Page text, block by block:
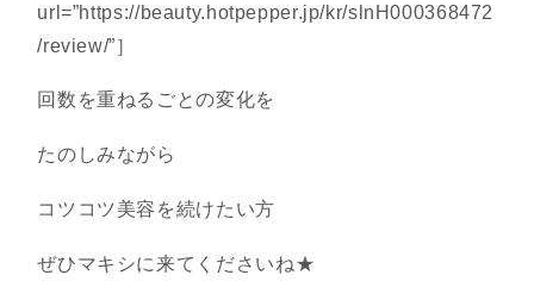
url=”https://beauty.hotpepper.jp/kr/slnH000368472
/review/”］
回数を重ねるごとの変化を
たのしみながら
コツコツ美容を続けたい方
ぜひマキシに来てくださいね★